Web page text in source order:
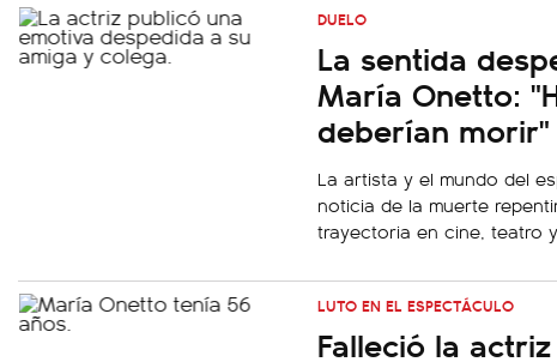
DUELO
La sentida
María Onetto:
deberían morir"
La artista y el mundo del
noticia de la muerte
trayectoria en cine, teatro
LUTO EN EL ESPECTÁCULO
Falleció la